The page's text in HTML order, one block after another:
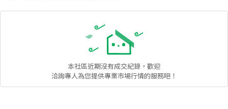
本社區近期沒有成交紀錄，歡迎
洽詢專人為您提供專業市場行情的服務吧！